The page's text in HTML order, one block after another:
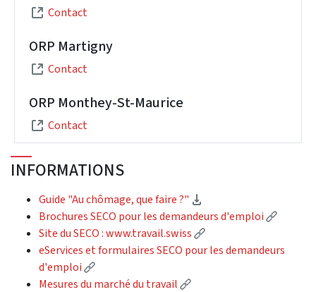
Contact
ORP Martigny
Contact
ORP Monthey-St-Maurice
Contact
INFORMATIONS
Guide "Au chômage, que faire ?"
Brochures SECO pour les demandeurs d'emploi
Site du SECO : www.travail.swiss
(External link)
eServices et formulaires SECO pour les demandeurs
d'emploi
(External link)
Mesures du marché du travail
(External link)